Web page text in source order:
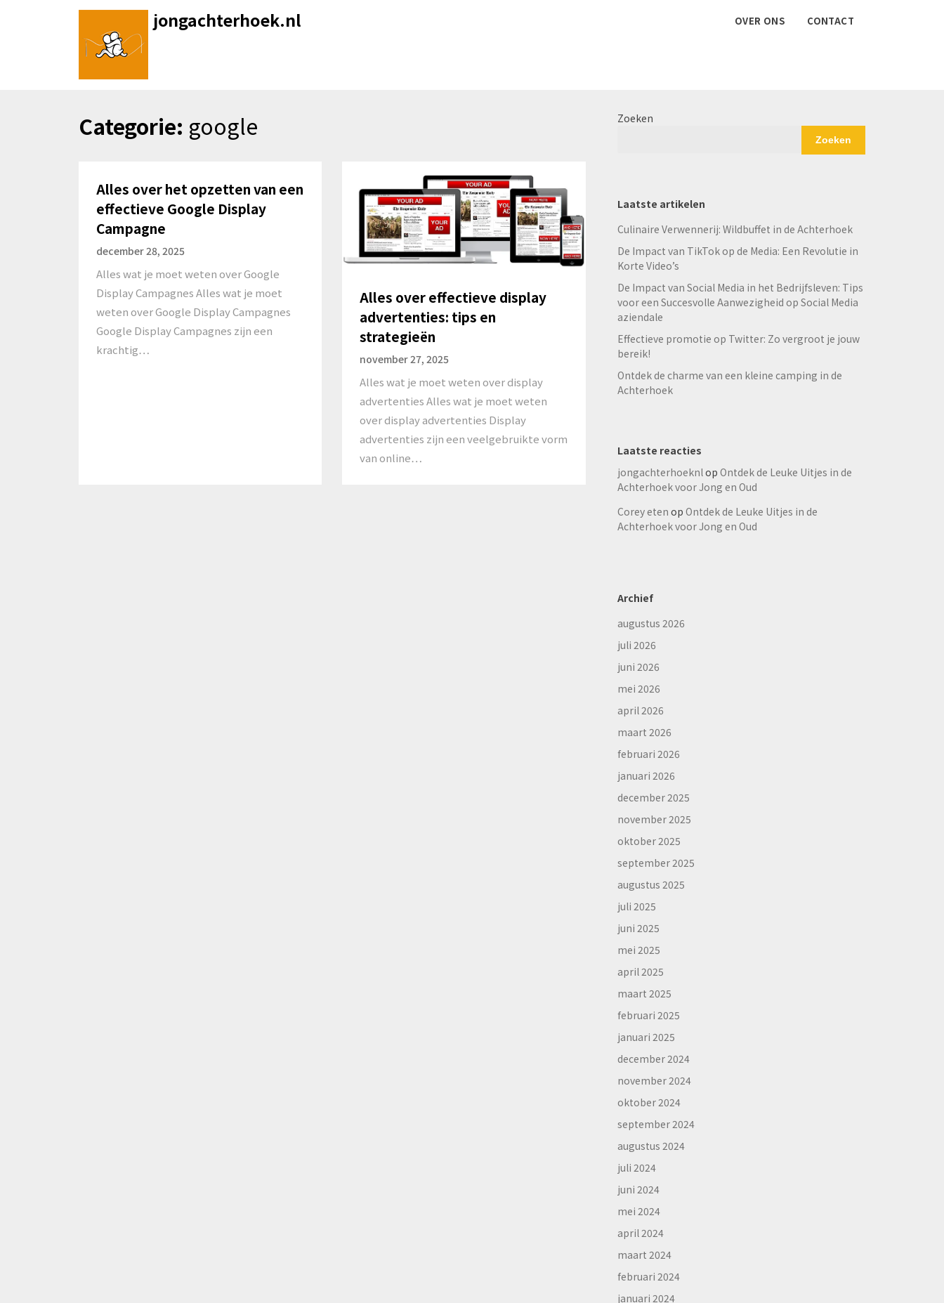
jongachterhoek.nl OVER ONS CONTACT
Categorie: google
Alles over het opzetten van een
effectieve Google Display
Campagne
december 28, 2025
Alles wat je moet weten over Google
Display Campagnes Alles wat je moet
weten over Google Display Campagnes
Google Display Campagnes zijn een
krachtig…
Alles over effectieve display
advertenties: tips en
strategieën
november 27, 2025
Alles wat je moet weten over display
advertenties Alles wat je moet weten
over display advertenties Display
advertenties zijn een veelgebruikte vorm
van online…
Zoeken
Zoeken
Laatste artikelen
Culinaire Verwennerij: Wildbuffet in de Achterhoek
De Impact van TikTok op de Media: Een Revolutie in
Korte Video’s
De Impact van Social Media in het Bedrijfsleven: Tips
voor een Succesvolle Aanwezigheid op Social Media
aziendale
Effectieve promotie op Twitter: Zo vergroot je jouw
bereik!
Ontdek de charme van een kleine camping in de
Achterhoek
Laatste reacties
jongachterhoeknlop Ontdek de Leuke Uitjes in de
Achterhoek voor Jong en Oud
Corey eten op Ontdek de Leuke Uitjes in de
Achterhoek voor Jong en Oud
Archief
augustus 2026
juli 2026
juni 2026
mei 2026
april 2026
maart 2026
februari 2026
januari 2026
december 2025
november 2025
oktober 2025
september 2025
augustus 2025
juli 2025
juni 2025
mei 2025
april 2025
maart 2025
februari 2025
januari 2025
december 2024
november 2024
oktober 2024
september 2024
augustus 2024
juli 2024
juni 2024
mei 2024
april 2024
maart 2024
februari 2024
januari 2024